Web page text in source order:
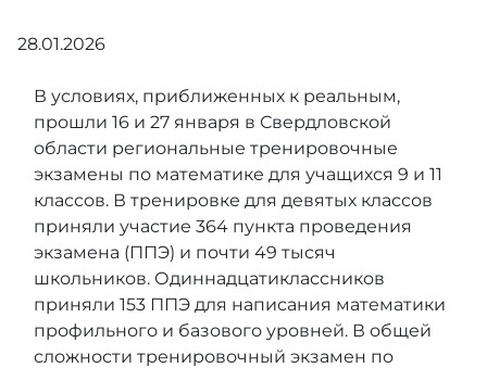
28.01.2026
В условиях, приближенных к реальным,
прошли 16 и 27 января в Свердловской
области региональные тренировочные
экзамены по математике для учащихся 9 и 11
классов. В тренировке для девятых классов
приняли участие 364 пункта проведения
экзамена (ППЭ) и почти 49 тысяч
школьников. Одиннадцатиклассников
приняли 153 ППЭ для написания математики
профильного и базового уровней. В общей
сложности тренировочный экзамен по